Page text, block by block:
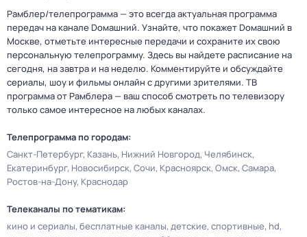
Рамблер/телепрограмма — это всегда актуальная программа
передач на канале Dомашний. Узнайте, что покажет Dомашний в
Москве, отметьте интересные передачи и сохраните их свою
персональную телепрограмму. Здесь вы найдете расписание на
сегодня, на завтра и на неделю. Комментируйте и обсуждайте
сериалы, шоу и фильмы онлайн с другими зрителями. ТВ
программа от Рамблера — ваш способ смотреть по телевизору
только самое интересное на любых каналах.
Телепрограмма по городам:
Санкт-Петербург Казань Нижний Новгород Челябинск
Екатеринбург Новосибирск Сочи Красноярск Омск Самара
Ростов-на-Дону Краснодар
Телеканалы по тематикам:
кино и сериалы бесплатные каналы детские спортивные hd